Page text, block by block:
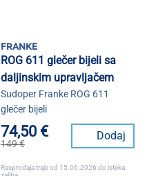
franke
ROG 611 glečer bijeli sa
daljinskim upravljačem
Sudoper Franke ROG 611
glečer bijeli
74,50 €
149 €
Dodaj
Rasprodaja traje od 15.06.2026 do isteka